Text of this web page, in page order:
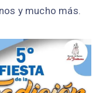
y mucho más.